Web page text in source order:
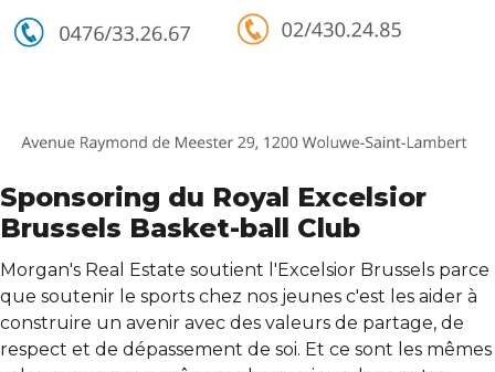
Sponsoring du Royal Excelsior
Brussels Basket-ball Club
Morgan's Real Estate soutient l'Excelsior Brussels parce
que soutenir le sports chez nos jeunes c'est les aider à
construire un avenir avec des valeurs de partage, de
respect et de dépassement de soi. Et ce sont les mêmes